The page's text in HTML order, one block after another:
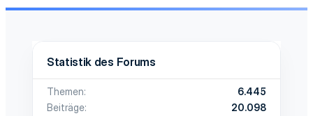
Statistik des Forums
Themen
6.445
Beiträge
20.098